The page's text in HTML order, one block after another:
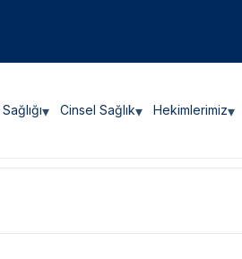
▾ Cinsel Sağlık▾ Hekimlerimiz▾